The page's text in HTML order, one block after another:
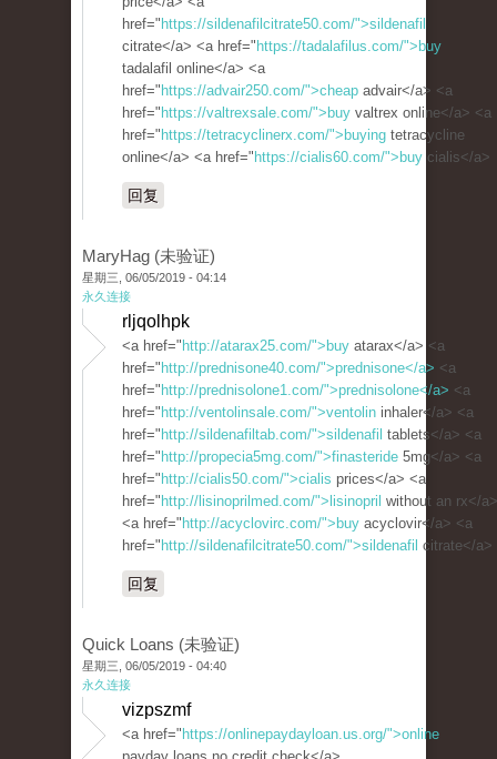
href=" https://sildenafilcitrate50.com/">sildenafil
citrate</a> <a href=" https://tadalafilus.com/">buy
tadalafil online</a> <a
href=" https://advair250.com/">cheap advair</a> <a
href=" https://valtrexsale.com/">buy valtrex online</a> <a
href=" https://tetracyclinerx.com/">buying tetracycline
online</a> <a href=" https://cialis60.com/">buy cialis</a>
回复
MaryHag (未验证)
星期三, 06/05/2019 - 04:14
永久连接
rljqolhpk
<a href=" http://atarax25.com/">buy atarax</a> <a
href=" http://prednisone40.com/">prednisone</a> <a
href=" http://prednisolone1.com/">prednisolone</a> <a
href=" http://ventolinsale.com/">ventolin inhaler</a> <a
href=" http://sildenafiltab.com/">sildenafil tablets</a> <a
href=" http://propecia5mg.com/">finasteride 5mg</a> <a
href=" http://cialis50.com/">cialis prices</a> <a
href=" http://lisinoprilmed.com/">lisinopril without an rx</a>
<a href=" http://acyclovirc.com/">buy acyclovir</a> <a
href=" http://sildenafilcitrate50.com/">sildenafil citrate</a>
回复
Quick Loans (未验证)
星期三, 06/05/2019 - 04:40
永久连接
vizpszmf
<a href=" https://onlinepaydayloan.us.org/">online